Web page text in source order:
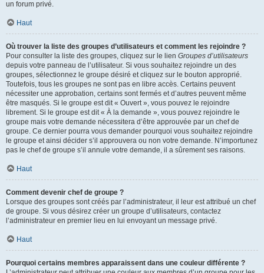
un forum privé.
Haut
Où trouver la liste des groupes d’utilisateurs et comment les rejoindre ?
Pour consulter la liste des groupes, cliquez sur le lien Groupes d’utilisateurs
depuis votre panneau de l’utilisateur. Si vous souhaitez rejoindre un des
groupes, sélectionnez le groupe désiré et cliquez sur le bouton approprié.
Toutefois, tous les groupes ne sont pas en libre accès. Certains peuvent
nécessiter une approbation, certains sont fermés et d’autres peuvent même
être masqués. Si le groupe est dit « Ouvert », vous pouvez le rejoindre
librement. Si le groupe est dit « À la demande », vous pouvez rejoindre le
groupe mais votre demande nécessitera d’être approuvée par un chef de
groupe. Ce dernier pourra vous demander pourquoi vous souhaitez rejoindre
le groupe et ainsi décider s’il approuvera ou non votre demande. N’importunez
pas le chef de groupe s’il annule votre demande, il a sûrement ses raisons.
Haut
Comment devenir chef de groupe ?
Lorsque des groupes sont créés par l’administrateur, il leur est attribué un chef
de groupe. Si vous désirez créer un groupe d’utilisateurs, contactez
l’administrateur en premier lieu en lui envoyant un message privé.
Haut
Pourquoi certains membres apparaissent dans une couleur différente ?